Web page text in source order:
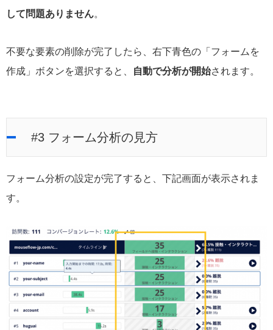
して問題ありません。
不要な要素の削除が完了したら、右下青色の「フォームを
作成」ボタンを選択すると、
自動で分析が開始されます。
#3 フォーム分析の見方
フォーム分析の設定が完了すると、下記画面が表示されま
す。